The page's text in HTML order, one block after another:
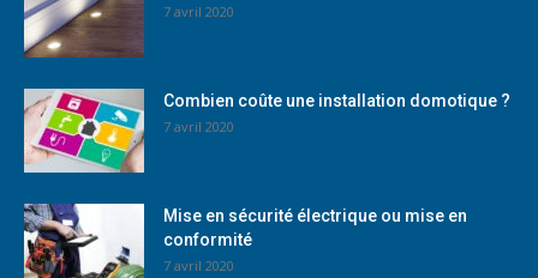
7 avril 2020
Combien coûte une installation domotique ?
7 avril 2020
Mise en sécurité électrique ou mise en
conformité
7 avril 2020